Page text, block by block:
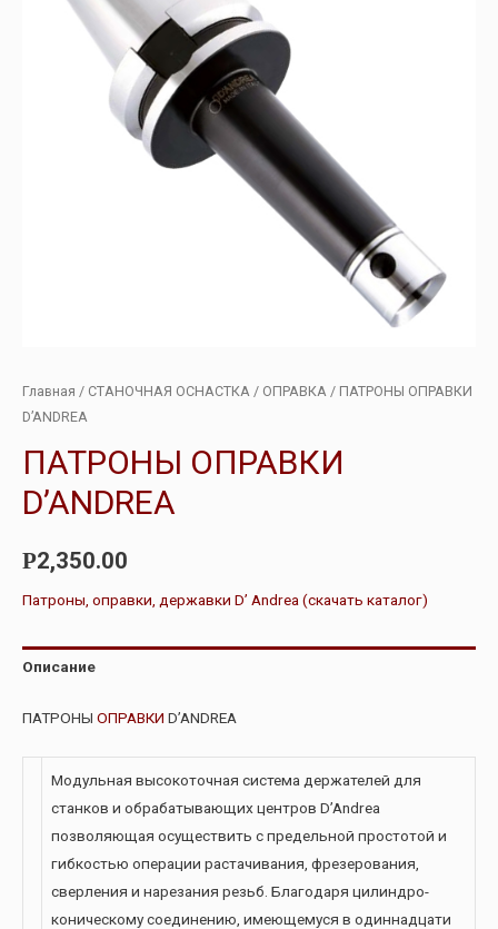
Главная / СТАНОЧНАЯ ОСНАСТКА / ОПРАВКА / ПАТРОНЫ ОПРАВКИ
D’ANDREA
ПАТРОНЫ ОПРАВКИ
D’ANDREA
Р2,350.00
Патроны, оправки, державки D’ Andrea (скачать каталог)
Описание
ПАТРОНЫ ОПРАВКИ D’ANDREA
Модульная высокоточная система держателей для
станков и обрабатывающих центров D’Andrea
позволяющая осуществить с предельной простотой и
гибкостью операции растачивания, фрезерования,
сверления и нарезания резьб. Благодаря цилиндро-
коническому соединению, имеющемуся в одиннадцати